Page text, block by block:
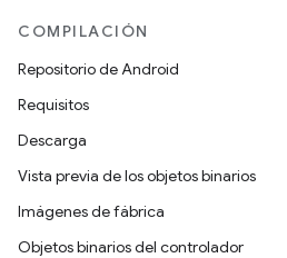
COMPILACIÓN
Repositorio de Android
Requisitos
Descarga
Vista previa de los objetos binarios
Imágenes de fábrica
Objetos binarios del controlador